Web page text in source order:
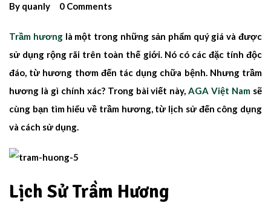
By quanly 0 Comments
Trầm hươnglà một trong những sản phẩm quý giá và được
sử dụng rộng rãi trên toàn thế giới. Nó có các đặc tính độc
đáo, từ hương thơm đến tác dụng chữa bệnh. Nhưng trầm
hương là gì chính xác? Trong bài viết này,AGA Việt Nam sẽ
cùng bạn tìm hiểu về trầm hương, từ lịch sử đến công dụng
và cách sử dụng.
Lịch Sử Trầm Hương